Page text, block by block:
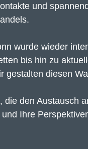
und
wurde wieder
bis hin zu
gestalten diesen
die den Austausch
Ihre